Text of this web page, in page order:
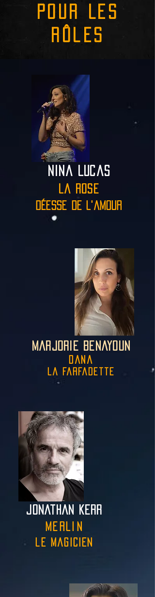
POUR LES
RôlES
nina lucas
la r ose
déesse de l'amour
marjorie benayoun
dana
la farfadette
jonathan kerr
merlin
le magicien